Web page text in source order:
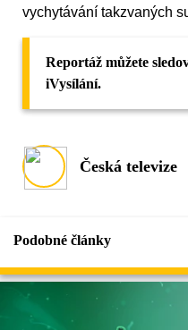
vychytávání takzvaných
Reportáž můžete
iVysílání.
Česká televize
Podobné články